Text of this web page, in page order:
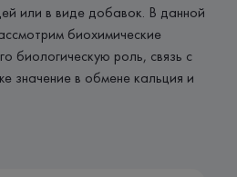
или в виде добавок. В данной
биохимические
биологическую роль, связь с
значение в обмене кальция и